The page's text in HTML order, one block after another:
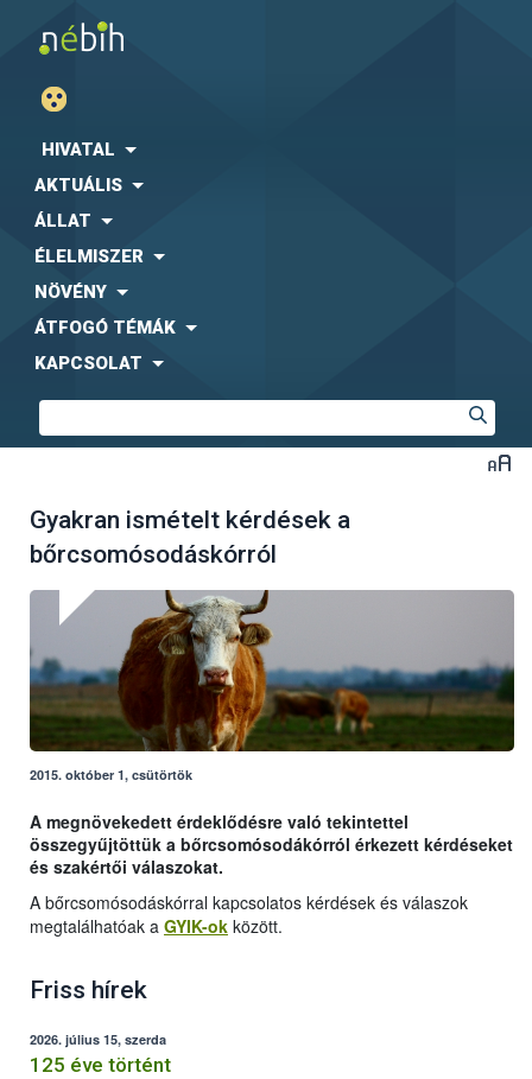
HIVATAL
AKTUÁLIS
ÁLLAT
ÉLELMISZER
NÖVÉNY
ÁTFOGÓ TÉMÁK
KAPCSOLAT
Gyakran ismételt kérdések a
bőrcsomósodáskórról
2015. október 1, csütörtök
A megnövekedett érdeklődésre való tekintettel
összegyűjtöttük a bőrcsomósodákórról érkezett kérdéseket
és szakértői válaszokat.
A bőrcsomósodáskórral kapcsolatos kérdések és válaszok
megtalálhatóak a GYIK-ok között.
Friss hírek
2026. július 15, szerda
125 éve történt